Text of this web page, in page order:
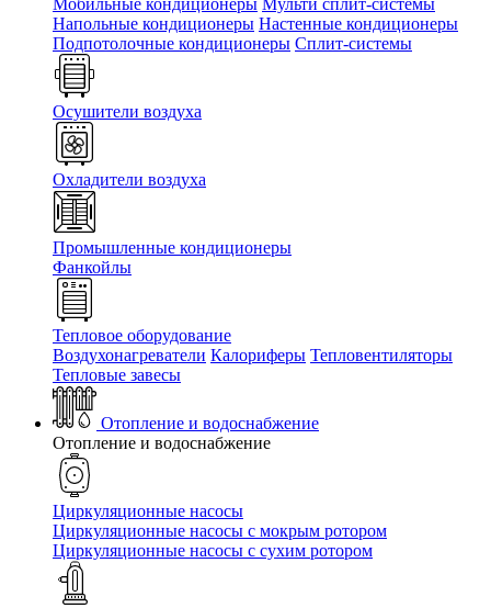
Мобильные кондиционеры Мульти сплит-системы
Напольные кондиционеры Настенные кондиционеры
Подпотолочные кондиционеры Сплит-системы
Осушители воздуха
Охладители воздуха
Промышленные кондиционеры
Фанкойлы
Тепловое оборудование
Воздухонагреватели Калориферы Тепловентиляторы
Тепловые завесы
Отопление и водоснабжение
Отопление и водоснабжение
Циркуляционные насосы
Циркуляционные насосы с мокрым ротором
Циркуляционные насосы с сухим ротором